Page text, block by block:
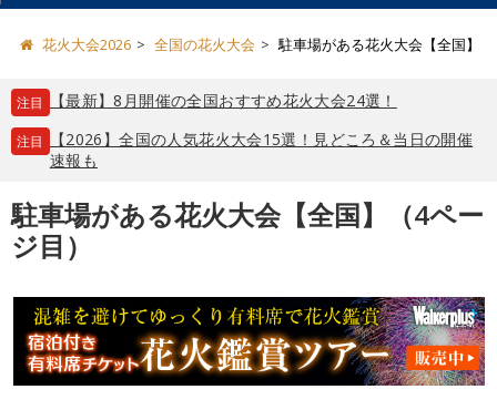
花火大会2026 全国の花火大会 駐車場がある花火大会【全国】
注目 【最新】8月開催の全国おすすめ花火大会24選！
注目
【2026】全国の人気花火大会15選！見どころ＆当日の開催
速報も
駐車場がある花火大会【全国】（4ペー
ジ目）